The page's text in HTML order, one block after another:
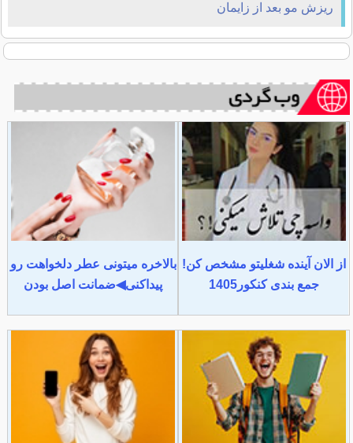
ريزش مو بعد از زايمان
از الان آینده شغلیتو مشخص کن!
جمع بندی کنکور1405
بالاخره میتونی عطر دلخواهت رو
پیداکنی◀ضمانت اصل بودن